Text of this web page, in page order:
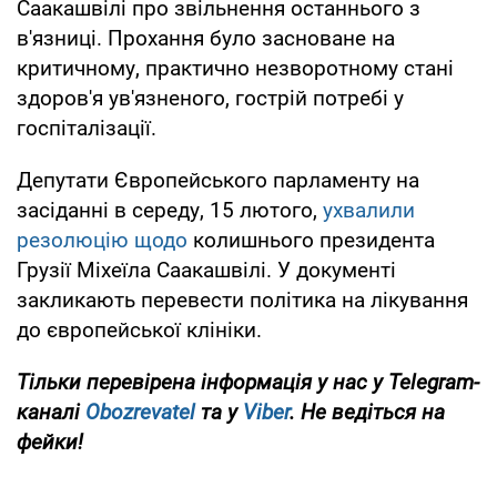
Саакашвілі про звільнення останнього з
в'язниці. Прохання було засноване на
критичному, практично незворотному стані
здоров'я ув'язненого, гострій потребі у
госпіталізації.
Депутати Європейського парламенту на
засіданні в середу, 15 лютого, ухвалили
резолюцію щодо колишнього президента
Грузії Міхеїла Саакашвілі. У документі
закликають перевести політика на лікування
до європейської клініки.
Тільки перевірена інформація у нас у Telegram-
каналі Obozrevatelта уViber. Не ведіться на
фейки!